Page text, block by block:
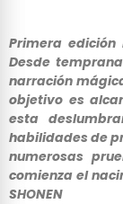
Primera
Desde
narración
objetivo es
esta
habilidades de
numerosas
comienza el
SHONEN